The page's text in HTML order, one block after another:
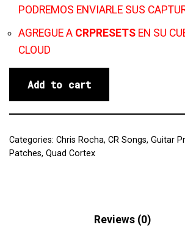
PODREMOS ENVIARLE SUS
AGREGUE A CRPRESETS EN SU
CLOUD
Add to cart
Categories: Chris Rocha, CR Songs, Guitar
Patches, Quad Cortex
Reviews (0)